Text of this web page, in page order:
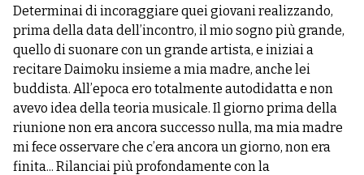
Determinai di incoraggiare quei giovani realizzando,
prima della data dell’incontro, il mio sogno più grande,
quello di suonare con un grande artista, e iniziai a
recitare Daimoku insieme a mia madre, anche lei
buddista. All’epoca ero totalmente autodidatta e non
avevo idea della teoria musicale. Il giorno prima della
riunione non era ancora successo nulla, ma mia madre
mi fece osservare che c’era ancora un giorno, non era
finita... Rilanciai più profondamente con la